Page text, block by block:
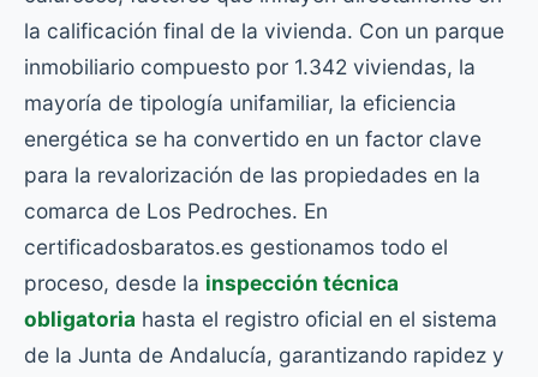
la calificación final de la vivienda. Con un parque
inmobiliario compuesto por 1.342 viviendas, la
mayoría de tipología unifamiliar, la eficiencia
energética se ha convertido en un factor clave
para la revalorización de las propiedades en la
comarca de Los Pedroches. En
certificadosbaratos.es gestionamos todo el
proceso, desde la inspección técnica
obligatoria hasta el registro oficial en el sistema
de la Junta de Andalucía, garantizando rapidez y